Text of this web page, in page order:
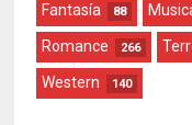
Fantasía 88
Romance 266
Western 140